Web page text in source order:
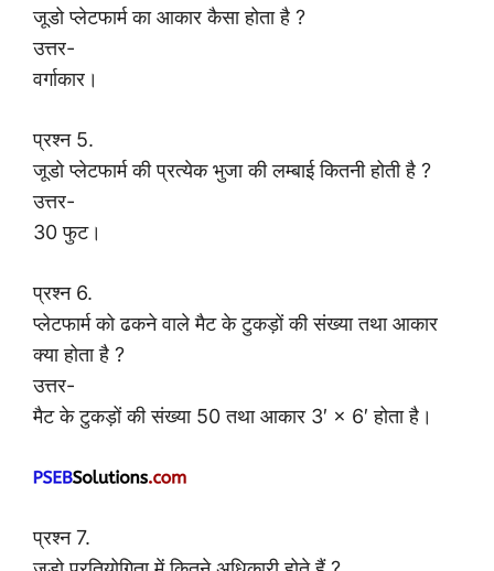
जूडो प्लेटफार्म का आकार कैसा होता है ?
उत्तर-
वर्गाकार।
प्रश्न 5.
जूडो प्लेटफार्म की प्रत्येक भुजा की लम्बाई कितनी होती है ?
उत्तर-
30 फुट।
प्रश्न 6.
प्लेटफार्म को ढकने वाले मैट के टुकड़ों की संख्या तथा आकार
क्या होता है ?
उत्तर-
मैट के टुकड़ों की संख्या 50 तथा आकार 3′ × 6′ होता है।
प्रश्न 7.